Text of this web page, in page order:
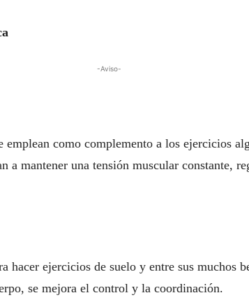
-Aviso-
emplean como complemento a los ejercicios
a mantener una tensión muscular constante,
hacer ejercicios de suelo y entre sus muchos
se mejora el control y la coordinación.